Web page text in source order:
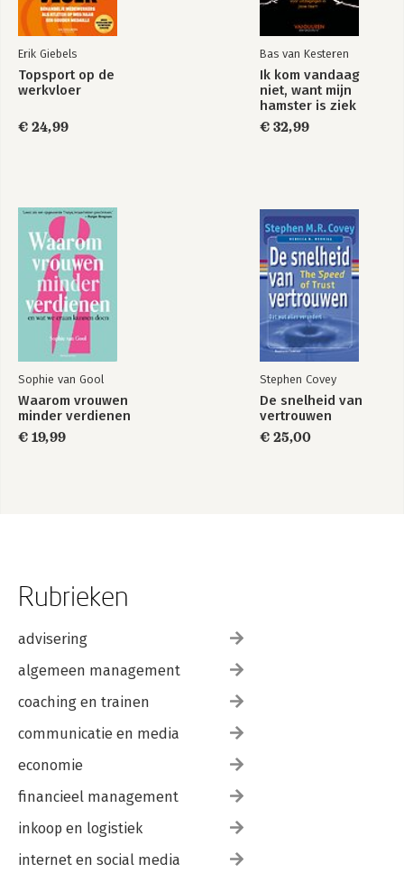
Erik Giebels
Topsport op de
werkvloer
€ 24,99
Bas van Kesteren
Ik kom vandaag
niet, want mijn
hamster is ziek
€ 32,99
Sophie van Gool
Waarom vrouwen
minder verdienen
€ 19,99
Stephen Covey
De snelheid van
vertrouwen
€ 25,00
Rubrieken
advisering
algemeen management
coaching en trainen
communicatie en media
economie
financieel management
inkoop en logistiek
internet en social media